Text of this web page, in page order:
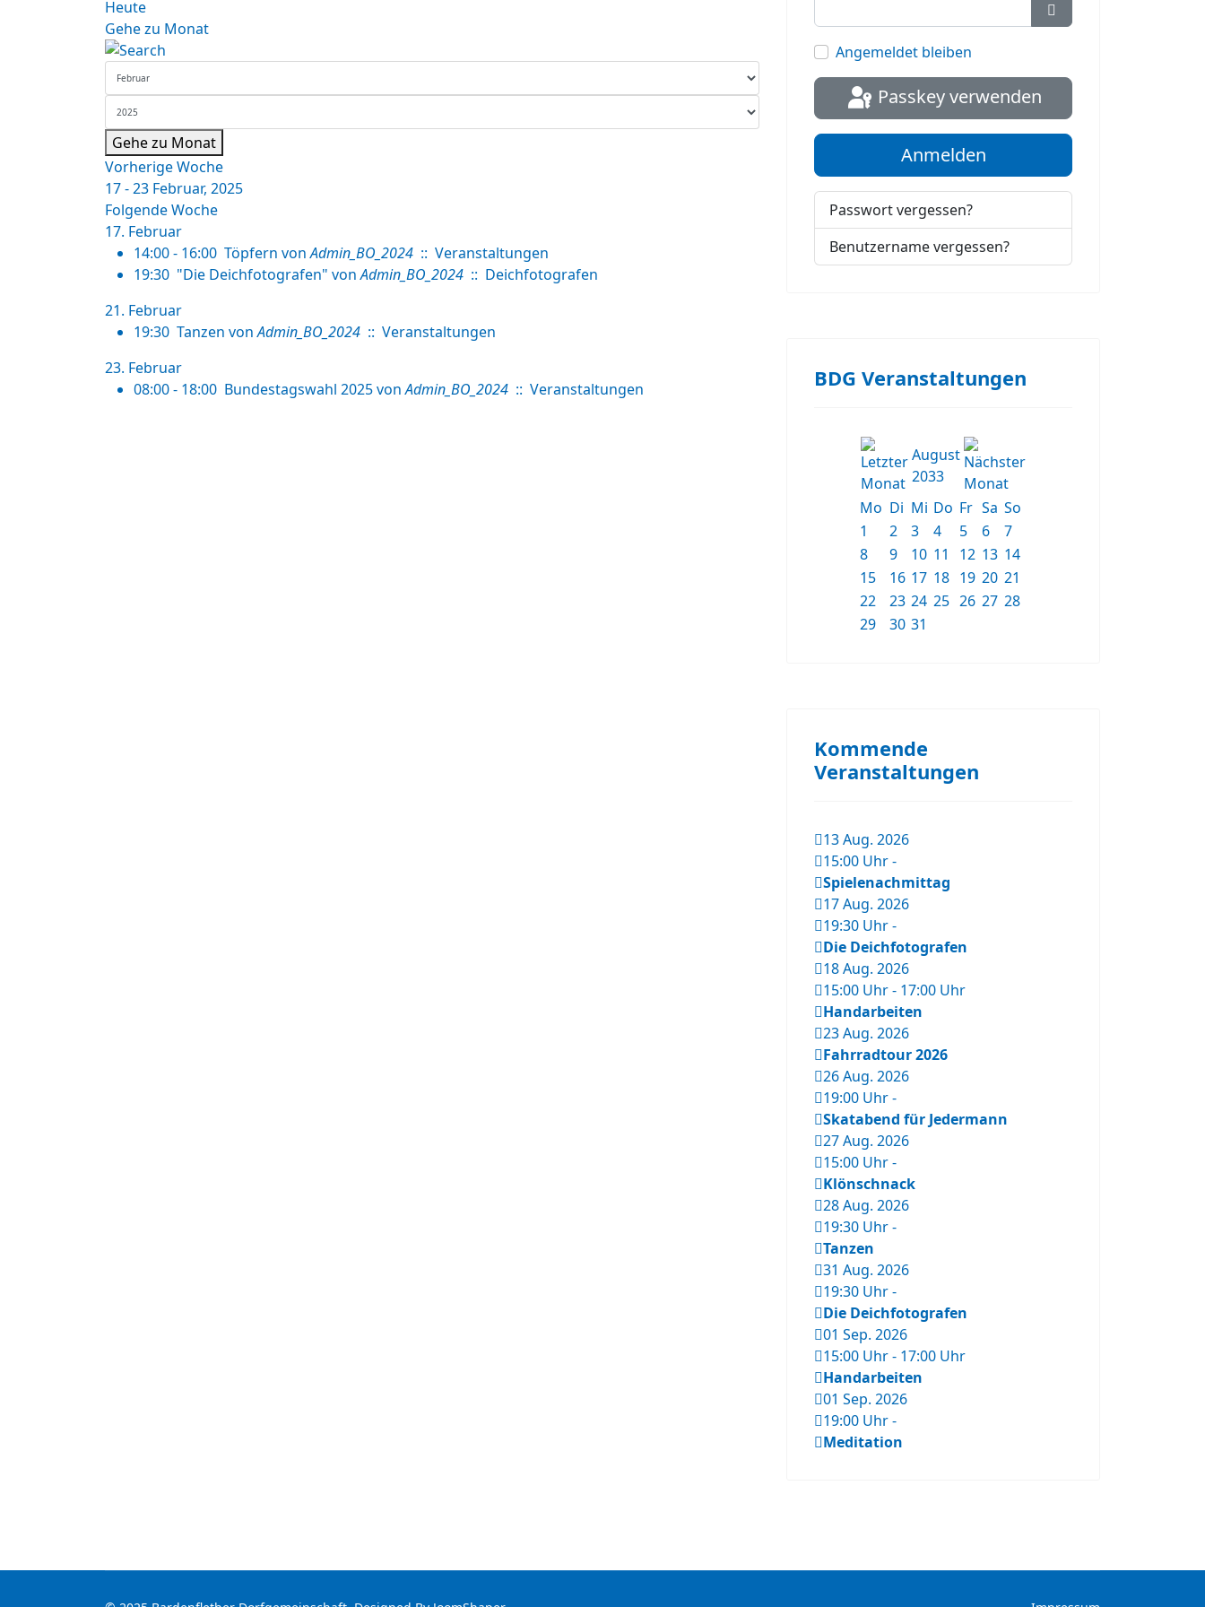
Heute
Gehe zu Monat
Gehe zu Monat
Vorherige Woche
17 - 23 Februar, 2025
Folgende Woche
17. Februar
14:00 - 16:00 Töpfern von Admin_BO_2024 :: Veranstaltungen
19:30 "Die Deichfotografen" von Admin_BO_2024 :: Deichfotografen
21. Februar
19:30 Tanzen von Admin_BO_2024 :: Veranstaltungen
23. Februar
08:00 - 18:00 Bundestagswahl 2025von Admin_BO_2024 :: Veranstaltungen
Passwort anzeigen
Angemeldet bleiben
Passkey verwenden
Anmelden
Passwort vergessen?
Benutzername vergessen?
BDG Veranstaltungen
August
2033
Mo Di Mi Do Fr Sa So
1
2 3 4 5 6
7
8
9 10 11 12 13 14
15
16 17 18 19 20 21
22
23 24 25 26 27 28
29
30 31
Kommende
Veranstaltungen
13 Aug. 2026
15:00 Uhr-
Spielenachmittag
17 Aug. 2026
19:30 Uhr-
Die Deichfotografen
18 Aug. 2026
15:00 Uhr- 17:00 Uhr
Handarbeiten
23 Aug. 2026
Fahrradtour 2026
26 Aug. 2026
19:00 Uhr-
Skatabend für Jedermann
27 Aug. 2026
15:00 Uhr-
Klönschnack
28 Aug. 2026
19:30 Uhr-
Tanzen
31 Aug. 2026
19:30 Uhr-
Die Deichfotografen
01 Sep. 2026
15:00 Uhr- 17:00 Uhr
Handarbeiten
01 Sep. 2026
19:00 Uhr-
Meditation